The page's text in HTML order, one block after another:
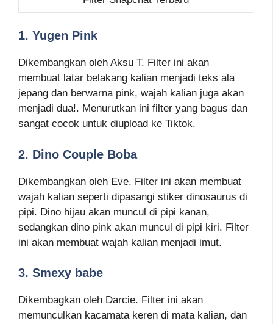
1. Yugen Pink
Dikembangkan oleh Aksu T. Filter ini akan
membuat latar belakang kalian menjadi teks ala
jepang dan berwarna pink, wajah kalian juga akan
menjadi dua!. Menurutkan ini filter yang bagus dan
sangat cocok untuk diupload ke Tiktok.
2. Dino Couple Boba
Dikembangkan oleh Eve. Filter ini akan membuat
wajah kalian seperti dipasangi stiker dinosaurus di
pipi. Dino hijau akan muncul di pipi kanan,
sedangkan dino pink akan muncul di pipi kiri. Filter
ini akan membuat wajah kalian menjadi imut.
3. Smexy babe
Dikembagkan oleh Darcie. Filter ini akan
memunculkan kacamata keren di mata kalian, dan